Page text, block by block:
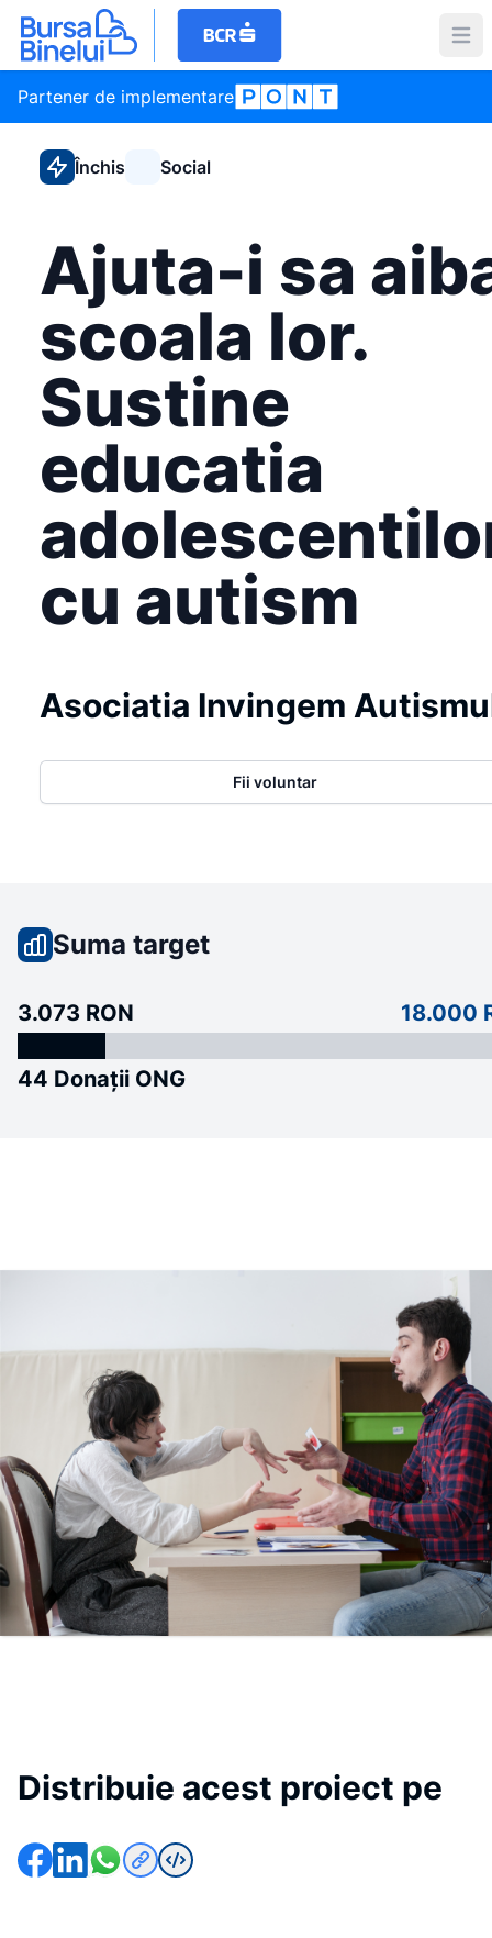
Partener de implementare
Închis Social
Ajuta-i sa
scoala lor.
Sustine
educatia
cu autism
Asociatia Invingem
Fii voluntar
Suma target
3.073 RON 18.000
44 Donații ONG
Distribuie acest proiect pe